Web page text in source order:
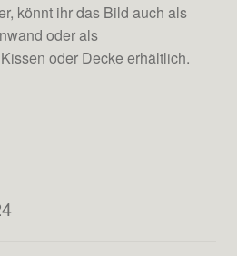
könnt ihr das Bild auch als
oder als
oder Decke erhältlich.